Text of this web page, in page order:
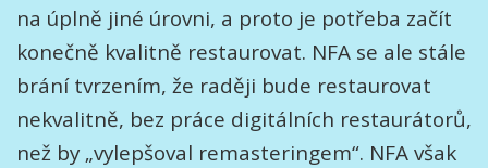
na úplně jiné úrovni, a proto je potřeba začít
konečně kvalitně restaurovat. NFA se ale stále
brání tvrzením, že raději bude restaurovat
nekvalitně, bez práce digitálních restaurátorů,
než by „vylepšoval remasteringem“. NFA však